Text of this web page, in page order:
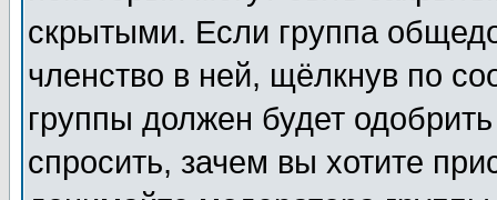
скрытыми. Если группа
членство в ней, щёлкнув по
группы должен будет
спросить, зачем вы хотите